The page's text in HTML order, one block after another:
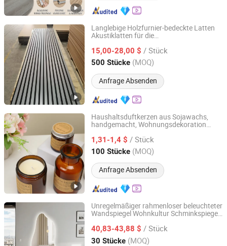
Langlebige Holzfurnier-bedeckte Latten
Akustiklatten für die
15,00-28,00 $ / Stück
500 Stücke (MOQ)
Anfrage Absenden
Tianhan Technology (Wuxi) Co., Ltd.
Jiangsu, China Seit 2025
Haushaltsduftkerzen aus Sojawachs,
handgemacht, Wohnungsdekoration
1,31-1,4 $ / Stück
100 Stücke (MOQ)
Anfrage Absenden
Shanghai Zhihong Electronic Co., Ltd.
Shanghai, China Seit 2025
Unregelmäßiger rahmenloser beleuchteter
Wandspiegel Wohnkultur Schminkspiegel
40,83-43,88 $ / Stück
30 Stücke (MOQ)
Hangzhou Spremium Bathroom Co., Ltd.
Zhejiang, China Seit 2020